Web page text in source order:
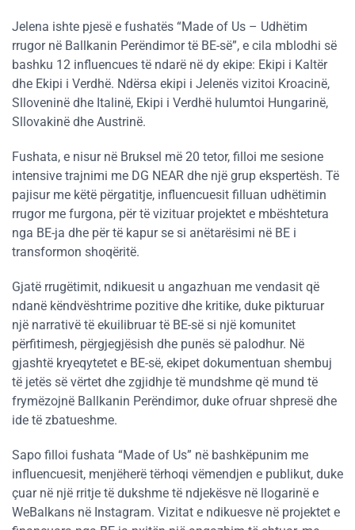
Jelena ishte pjesë e fushatës “Made of Us – Udhëtim
rrugor në Ballkanin Perëndimor të BE-së”, e cila mblodhi së
bashku 12 influencues të ndarë në dy ekipe: Ekipi i Kaltër
dhe Ekipi i Verdhë. Ndërsa ekipi i Jelenës vizitoi Kroacinë,
Slloveninë dhe Italinë, Ekipi i Verdhë hulumtoi Hungarinë,
Sllovakinë dhe Austrinë.
Fushata, e nisur në Bruksel më 20 tetor, filloi me sesione
intensive trajnimi me DG NEAR dhe një grup ekspertësh. Të
pajisur me këtë përgatitje, influencuesit filluan udhëtimin
rrugor me furgona, për të vizituar projektet e mbështetura
nga BE-ja dhe për të kapur se si anëtarësimi në BE i
transformon shoqëritë.
Gjatë rrugëtimit, ndikuesit u angazhuan me vendasit që
ndanë këndvështrime pozitive dhe kritike, duke pikturuar
një narrativë të ekuilibruar të BE-së si një komunitet
përfitimesh, përgjegjësish dhe punës së palodhur. Në
gjashtë kryeqytetet e BE-së, ekipet dokumentuan shembuj
të jetës së vërtet dhe zgjidhje të mundshme që mund të
frymëzojnë Ballkanin Perëndimor, duke ofruar shpresë dhe
ide të zbatueshme.
Sapo filloi fushata “Made of Us” në bashkëpunim me
influencuesit, menjëherë tërhoqi vëmendjen e publikut, duke
çuar në një rritje të dukshme të ndjekësve në llogarinë e
WeBalkans në Instagram. Vizitat e ndikuesve në projektet e